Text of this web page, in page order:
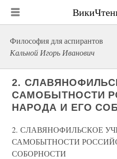
Философия для аспирантов
Кальной Игорь Иванович
2.
САМОБЫТНОСТИ
НАРОДА И ЕГО
2. СЛАВЯНОФИЛЬСКОЕ
САМОБЫТНОСТИ
СОБОРНОСТИ